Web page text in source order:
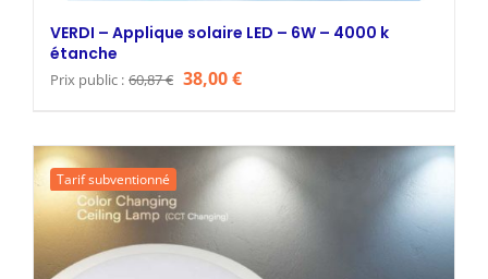
VERDI – Applique solaire LED – 6W – 4000 k
étanche
Prix public : 60,87€ Le
était :
38,00€Le
est :
38,00 €.
Tarif subventionné